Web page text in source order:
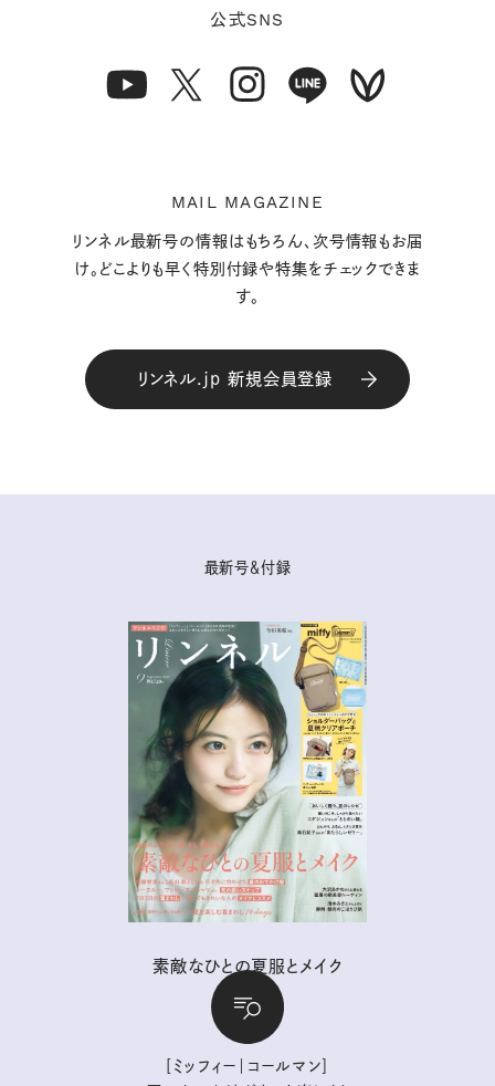
公式SNS
MAIL MAGAZINE
リンネル最新号の情報はもちろん、次号情報もお届
け。どこよりも早く特別付録や特集をチェックできま
す。
リンネル.jp 新規会員登録
最新号＆付録
素敵なひとの夏服とメイク
［ミッフィー｜コールマン］